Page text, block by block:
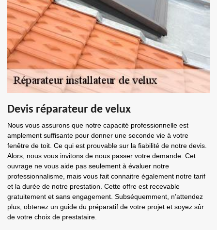
Devis réparateur de velux
Nous vous assurons que notre capacité professionnelle est
amplement suffisante pour donner une seconde vie à votre
fenêtre de toit. Ce qui est prouvable sur la fiabilité de notre devis.
Alors, nous vous invitons de nous passer votre demande. Cet
ouvrage ne vous aide pas seulement à évaluer notre
professionnalisme, mais vous fait connaitre également notre tarif
et la durée de notre prestation. Cette offre est recevable
gratuitement et sans engagement. Subséquemment, n’attendez
plus, obtenez un guide du préparatif de votre projet et soyez sûr
de votre choix de prestataire.